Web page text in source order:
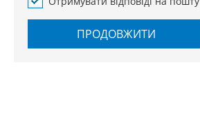
ПРОДОВЖИТИ